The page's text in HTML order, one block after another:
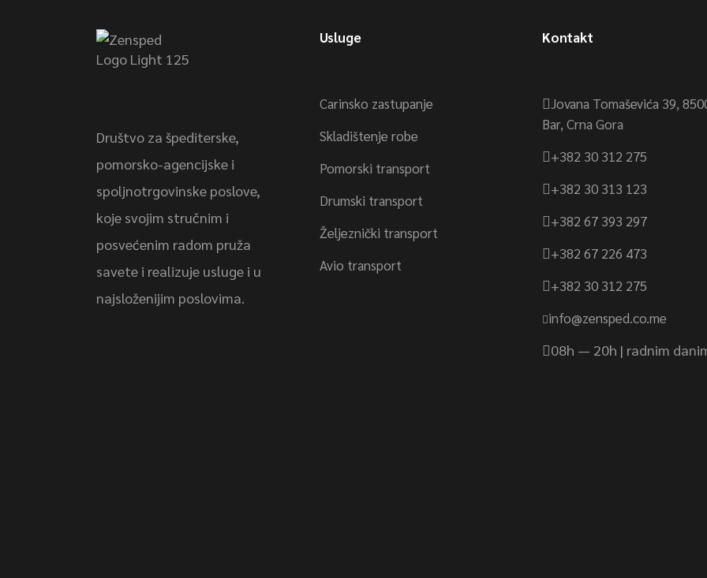
Društvo za špediterske,
pomorsko-agencijske i
spoljnotrgovinske poslove,
koje svojim stručnim i
posvećenim radom pruža
savete i realizuje usluge i u
najsloženijim poslovima.
Usluge
Carinsko zastupanje
Skladištenje robe
Pomorski transport
Drumski transport
Željeznički transport
Avio transport
Kontakt
Jovana Tomaševića 39,
Bar, Crna Gora
+382 30 312 275
+382 30 313 123
+382 67 393 297
+382 67 226 473
+382 30 312 275
info@zensped.co.me
08h — 20h | radnim